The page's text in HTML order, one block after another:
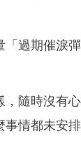
過期催淚
隨時沒有
情都未安